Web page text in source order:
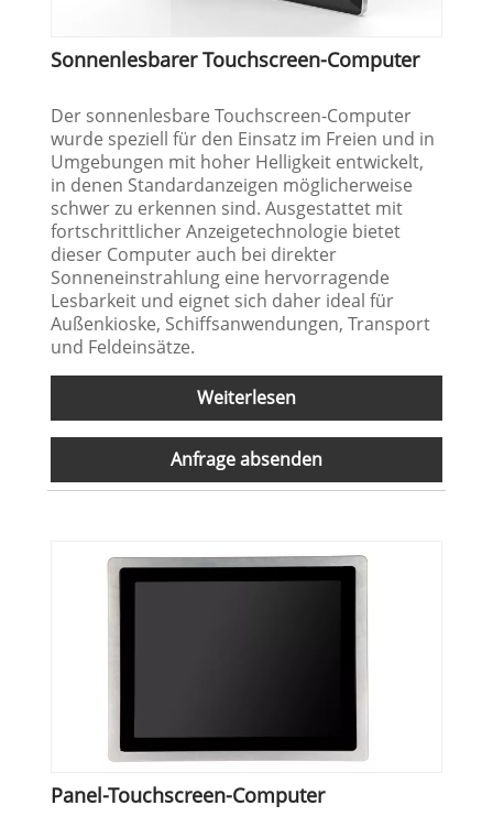
Sonnenlesbarer Touchscreen-Computer
Der sonnenlesbare Touchscreen-Computer
wurde speziell für den Einsatz im Freien und in
Umgebungen mit hoher Helligkeit entwickelt,
in denen Standardanzeigen möglicherweise
schwer zu erkennen sind. Ausgestattet mit
fortschrittlicher Anzeigetechnologie bietet
dieser Computer auch bei direkter
Sonneneinstrahlung eine hervorragende
Lesbarkeit und eignet sich daher ideal für
Außenkioske, Schiffsanwendungen, Transport
und Feldeinsätze.
Weiterlesen
Anfrage absenden
Panel-Touchscreen-Computer